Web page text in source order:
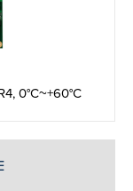
0°C~+60°C